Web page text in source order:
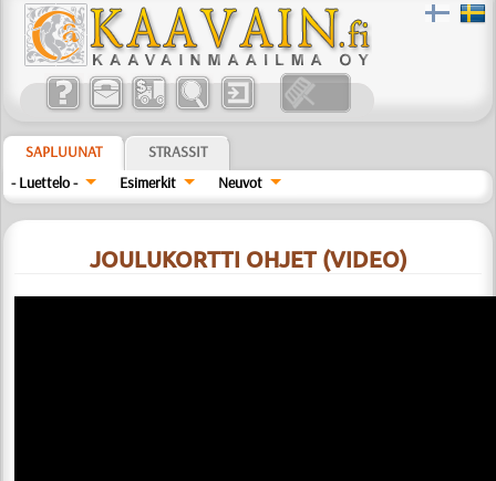
SAPLUUNAT
STRASSIT
- Luettelo -
Esimerkit Neuvot
JOULUKORTTI OHJET (VIDEO)